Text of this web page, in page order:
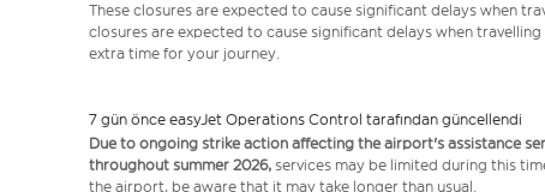
These closures are expected to cause significant delays when
closures are expected to cause significant delays when
extra time for your journey.
7 gün önce easyJet Operations Control tarafından güncellendi
Due to ongoing strike action affecting the airport's assistance
throughout summer 2026, services may be limited during this
the airport, be aware that it may take longer than usual.